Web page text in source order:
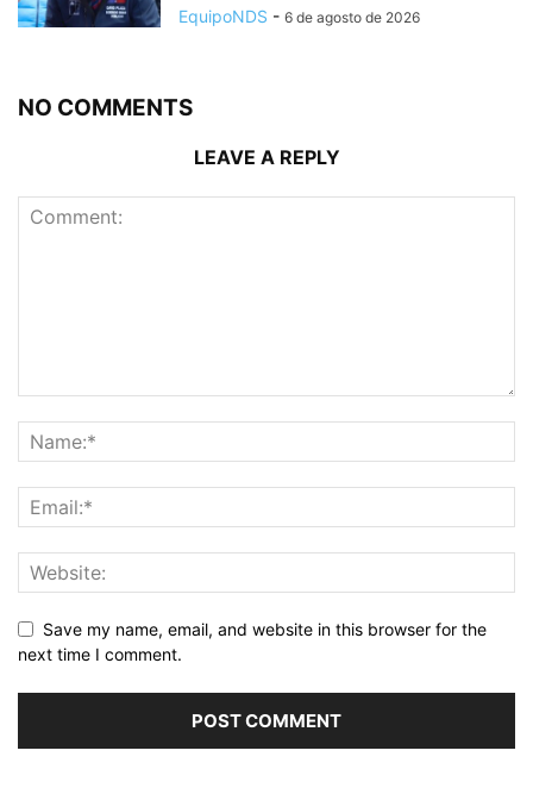
EquipoNDS - 6 de agosto de 2026
NO COMMENTS
LEAVE A REPLY
Save my name, email, and website in this browser for the
next time I comment.